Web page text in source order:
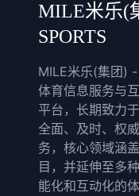
MILE米乐(
SPORTS
MILE米乐(集团)
体育信息服务与
平台，长期致力
全面、及时、权
务，核心领域涵
目，并延伸至多
能化和互动化的